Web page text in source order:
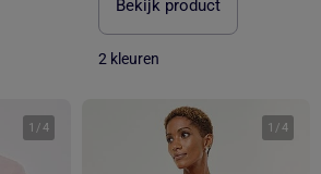
Bekijk product
2 kleuren
1 /4 1 /4